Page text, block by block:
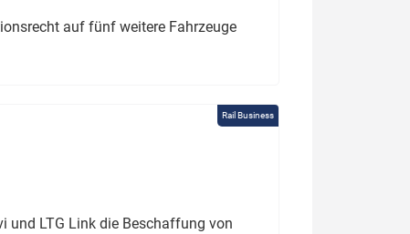
auf fünf weitere Fahrzeuge
Rail Business
und LTG Link die Beschaffung von